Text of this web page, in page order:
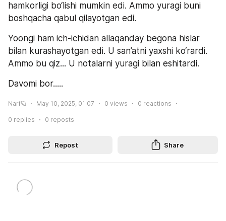
hamkorligi bo‘lishi mumkin edi. Ammo yuragi buni
boshqacha qabul qilayotgan edi.
Yoongi ham ich-ichidan allaqanday begona hislar
bilan kurashayotgan edi. U san’atni yaxshi ko‘rardi.
Ammo bu qiz... U notalarni yuragi bilan eshitardi.
Davomi bor.....
Nari🪐 May 10, 2025, 01:07 0 views 0 reactions
0 replies 0 reposts
Repost Share